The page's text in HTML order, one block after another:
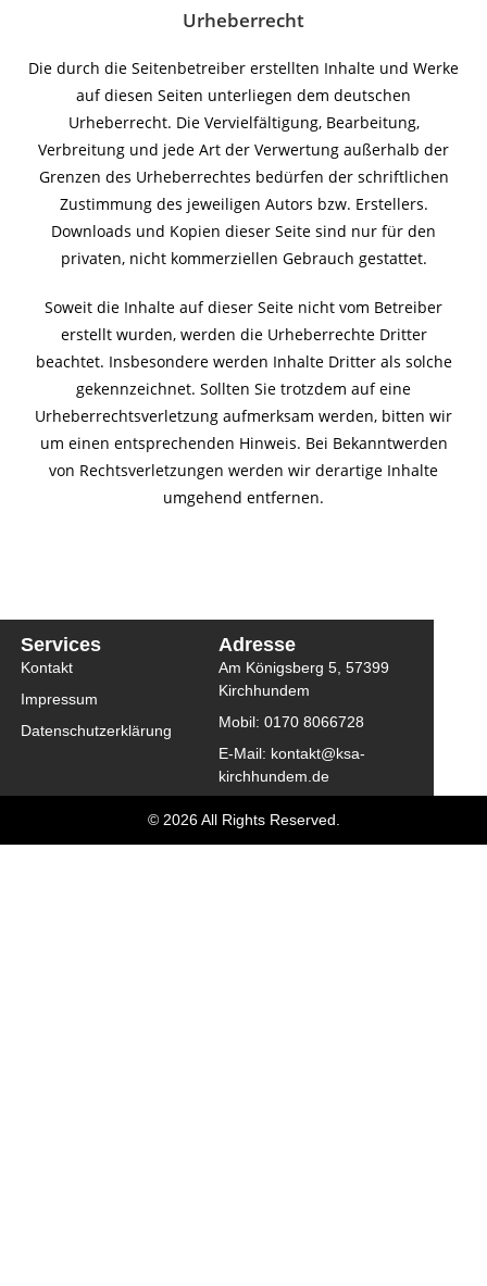
Urheberrecht
Die durch die Seitenbetreiber erstellten Inhalte und Werke
auf diesen Seiten unterliegen dem deutschen
Urheberrecht. Die Vervielfältigung, Bearbeitung,
Verbreitung und jede Art der Verwertung außerhalb der
Grenzen des Urheberrechtes bedürfen der schriftlichen
Zustimmung des jeweiligen Autors bzw. Erstellers.
Downloads und Kopien dieser Seite sind nur für den
privaten, nicht kommerziellen Gebrauch gestattet.
Soweit die Inhalte auf dieser Seite nicht vom Betreiber
erstellt wurden, werden die Urheberrechte Dritter
beachtet. Insbesondere werden Inhalte Dritter als solche
gekennzeichnet. Sollten Sie trotzdem auf eine
Urheberrechtsverletzung aufmerksam werden, bitten wir
um einen entsprechenden Hinweis. Bei Bekanntwerden
von Rechtsverletzungen werden wir derartige Inhalte
umgehend entfernen.
Adresse
Am Königsberg 5, 57399
Kirchhundem
Mobil: 0170 8066728
E-Mail: kontakt@ksa-
kirchhundem.de
Services
Kontakt
Impressum
Datenschutzerklärung
© 2026 All Rights Reserved.